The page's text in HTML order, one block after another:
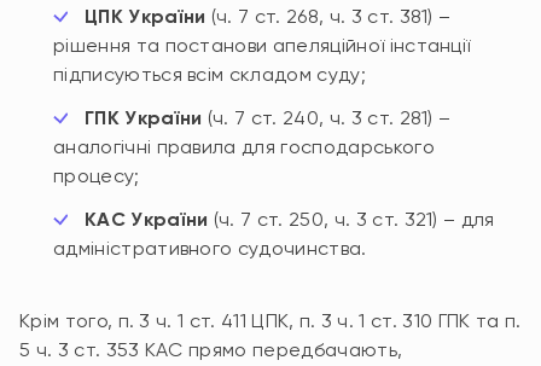
ЦПК України (ч. 7 ст. 268, ч. 3 ст. 381) –
рішення та постанови апеляційної інстанції
підписуються всім складом суду;
ГПК України (ч. 7 ст. 240, ч. 3 ст. 281) –
аналогічні правила для господарського
процесу;
КАС України (ч. 7 ст. 250, ч. 3 ст. 321) – для
адміністративного судочинства.
Крім того, п. 3 ч. 1 ст. 411 ЦПК, п. 3 ч. 1 ст. 310 ГПК та п.
5 ч. 3 ст. 353 КАС прямо передбачають,